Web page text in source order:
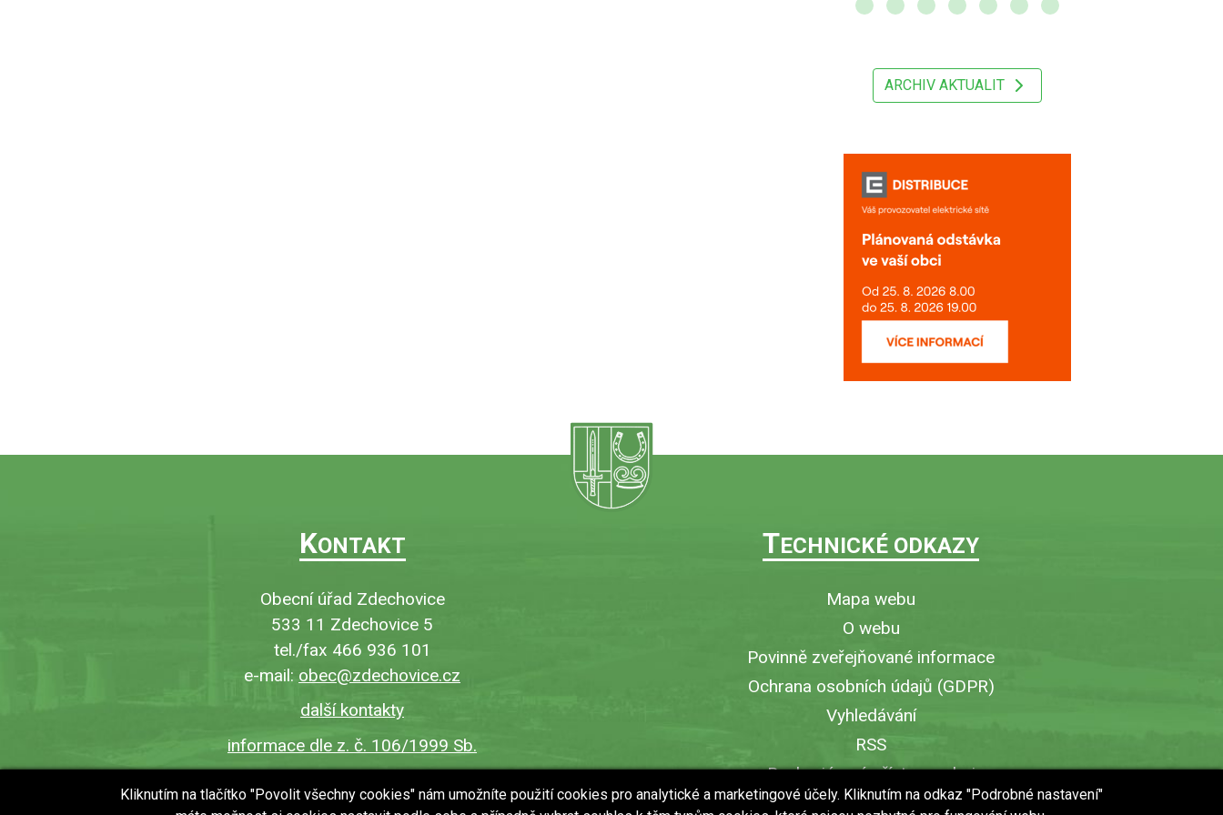
ARCHIV AKTUALIT
KONTAKT
Obecní úřad Zdechovice
533 11 Zdechovice 5
tel./fax 466 936 101
e-mail: obec@zdechovice.cz
další kontakty
informace dle z. č. 106/1999 Sb.
TECHNICKÉ ODKAZY
Mapa webu
O webu
Povinně zveřejňované informace
Ochrana osobních údajů (GDPR)
Vyhledávání
RSS
Bezbariérový přístup v obci
Vytisknout stránku
Kliknutím na tlačítko "Povolit všechny cookies" nám umožníte použití cookies pro analytické a marketingové účely. Kliknutím na odkaz "Podrobné nastavení"